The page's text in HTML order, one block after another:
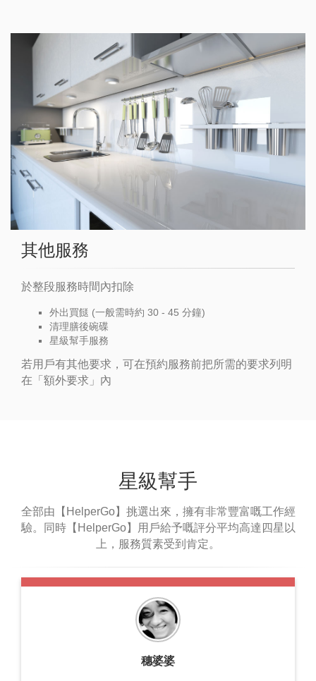
其他服務
於整段服務時間內扣除
外出買餸 (一般需時約 30 - 45 分鐘)
清理膳後碗碟
星級幫手服務
若用戶有其他要求，可在預約服務前把所需的要求列明
在「額外要求」內
星級幫手
全部由【HelperGo】挑選出來，擁有非常豐富嘅工作經
驗。同時【HelperGo】用戶給予嘅評分平均高達四星以
上，服務質素受到肯定。
穗婆婆